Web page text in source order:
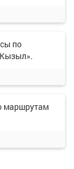
по
маршрутам